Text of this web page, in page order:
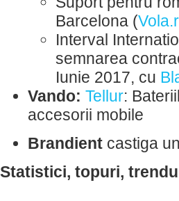
Barcelona (
Interval
semnarea
Iunie 2017, cu
Vando: Tellur:
accesorii mobile
Brandient castiga
Statistici, topuri,